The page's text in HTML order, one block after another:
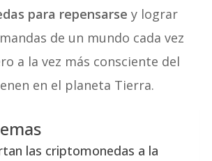
para repensarse y lograr
de un mundo cada vez
a la vez más consciente del
en el planeta Tierra.
las criptomonedas a la